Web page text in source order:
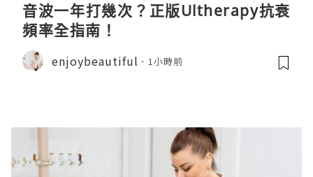
音波一年打幾次？正版Ultherapy抗衰
頻率全指南！
enjoybeautiful 1小時前